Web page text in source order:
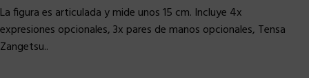
La figura es articulada y mide unos 15 cm. Incluye 4x
expresiones opcionales, 3x pares de manos opcionales, Tensa
Zangetsu..